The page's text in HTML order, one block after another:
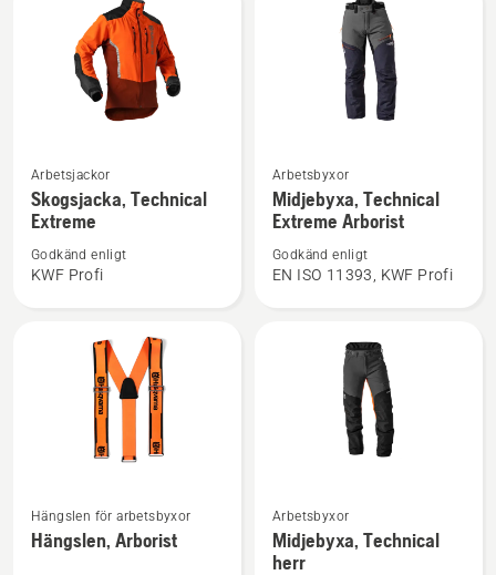
mer
information
Skogsjacka,
Arbetsjackor
Skogsjacka, Technical
Extreme
Godkänd enligt
KWF Profi
mer
information
Midjebyxa,
Arbetsbyxor
Midjebyxa, Technical
Extreme Arborist
Godkänd enligt
EN ISO 11393, KWF Profi
Se
mer
Hängslen för arbetsbyxor
Hängslen, Arborist
Se
mer
information
Arbetsbyxor
Midjebyxa, Technical
herr